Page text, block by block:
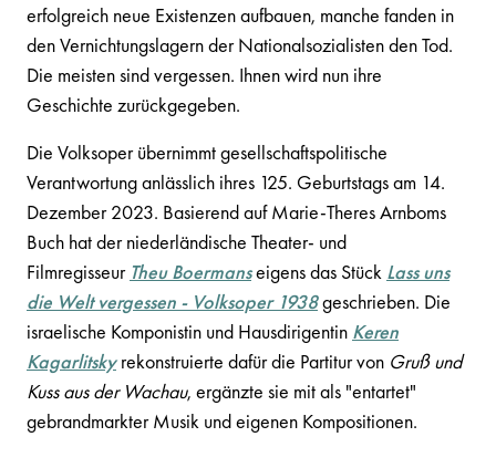
erfolgreich neue Existenzen aufbauen, manche fanden in
den Vernichtungslagern der Nationalsozialisten den Tod.
Die meisten sind vergessen. Ihnen wird nun ihre
Geschichte zurückgegeben.
Die Volksoper übernimmt gesellschaftspolitische
Verantwortung anlässlich ihres 125. Geburtstags am 14.
Dezember 2023. Basierend auf Marie-Theres Arnboms
Buch hat der niederländische Theater- und
Filmregisseur Theu Boermanseigens das Stück Lass uns
die Welt vergessen - Volksoper 1938geschrieben. Die
israelische Komponistin und Hausdirigentin Keren
Kagarlitskyrekonstruierte dafür die Partitur von Gruß und
Kuss aus der Wachau, ergänzte sie mit als "entartet"
gebrandmarkter Musik und eigenen Kompositionen.